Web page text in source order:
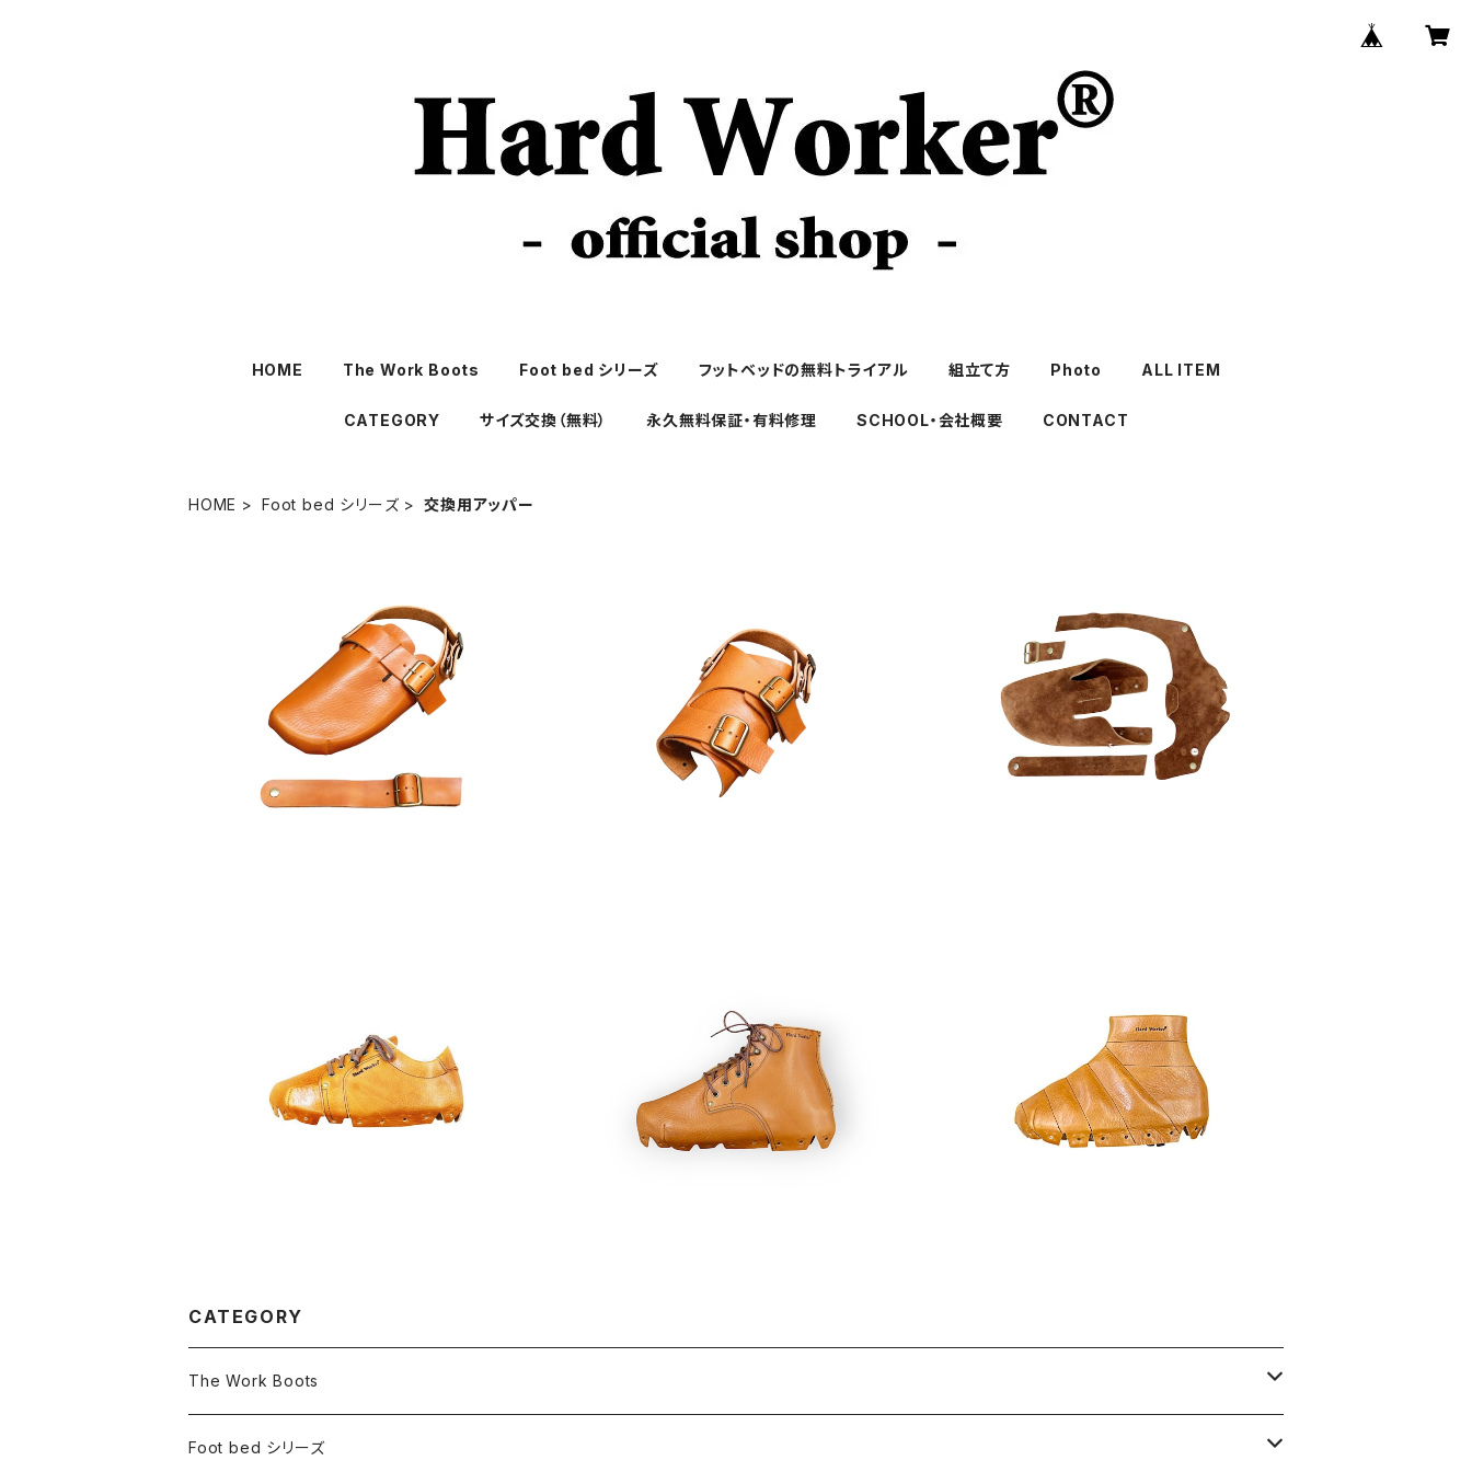
HOME The Work Boots Foot bed シリーズ フットベッドの無料トライアル 組立て方 Photo ALL ITEM
CATEGORY サイズ交換（無料） 永久無料保証・有料修理 SCHOOL・会社概要 CONTACT
HOME Foot bed シリーズ 交換用アッパー
交換用アッパー ２way変身フットベッドサン
ダル 『Foot bed シリーズ』
¥11,800
交換用アッパー ４way変身フットベッドサン
ダル 『Foot bed シリーズ』
¥11,800
交換用アッパー フットベッドシューズ＆サン
ダル『Foot bed シリーズ』
¥13,800
交換用アッパー フットベッドスニーカー【Bre
ad】『Foot bed シリーズ』
¥15,800
d シリーズ』
¥15,800
ツ【Ｈａｍ】『Foot bed シリーズ』
¥15,800
CATEGORY
The Work Boots
ブーツ
Foot bed シリーズ